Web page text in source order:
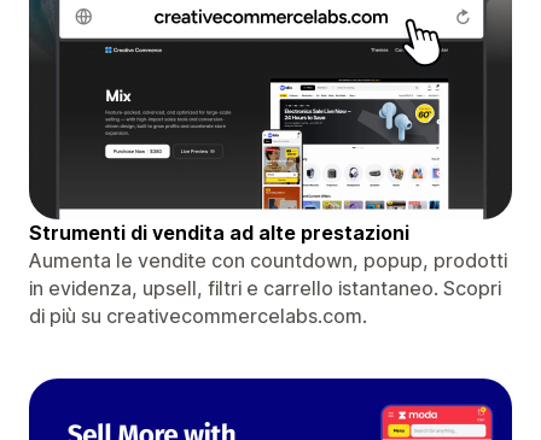
Strumenti di vendita ad alte prestazioni
Aumenta le vendite con countdown, popup, prodotti
in evidenza, upsell, filtri e carrello istantaneo. Scopri
di più su creativecommercelabs.com.